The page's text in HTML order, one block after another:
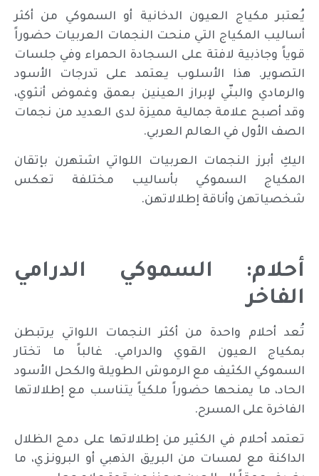
يُعتبر مكياج العيون الدخانية أو السموكي من أكثر
أساليب المكياج التي منحت النجمات العربيات حضوراً
قوياً وجاذبية لافتة على السجادة الحمراء وفي جلسات
التصوير. هذا الأسلوب يعتمد على تدرجات الأسود
والرمادي والبنّي لإبراز العينين بعمق وغموض أنثوي،
وقد أصبح علامة جمالية مميزة لدى العديد من نجمات
الصف الأول في العالم العربي.
اليكِ أبرز النجمات العربيات اللواتي اشتهرن بإتقان
المكياج السموكي بأساليب مختلفة تعكس
شخصياتهن وأناقة إطلالاتهن.
أحلام: السموكي الدرامي
الفاخر
تُعد أحلام واحدة من أكثر النجمات اللواتي يرتبطن
بمكياج العيون القوي والدرامي. غالباً ما تختار
السموكي الكثيف مع الرموش الطويلة والكحل الأسود
الحاد، ما يمنحها حضوراً ملكياً يتناسب مع إطلالاتها
الفاخرة على المسرح.
تعتمد أحلام في الكثير من إطلالاتها على دمج الظلال
الداكنة مع لمسات من البريق الذهبي أو البرونزي، ما